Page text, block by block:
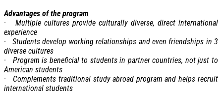
Advantages of the program
· Multiple cultures provide culturally diverse, direct international
experience
· Students develop working relationships and even friendships in 3
diverse cultures
· Program is beneficial to students in partner countries, not just to
American students
· Complements traditional study abroad program and helps recruit
international students